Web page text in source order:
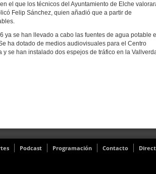
el que los técnicos del Ayuntamiento de Elche
Felip Sánchez, quien añadió que a partir de
ya se han llevado a cabo las fuentes de agua potable
ha dotado de medios audiovisuales para el Centro
se han instalado dos espejos de tráfico en la
Podcast Programación Contacto